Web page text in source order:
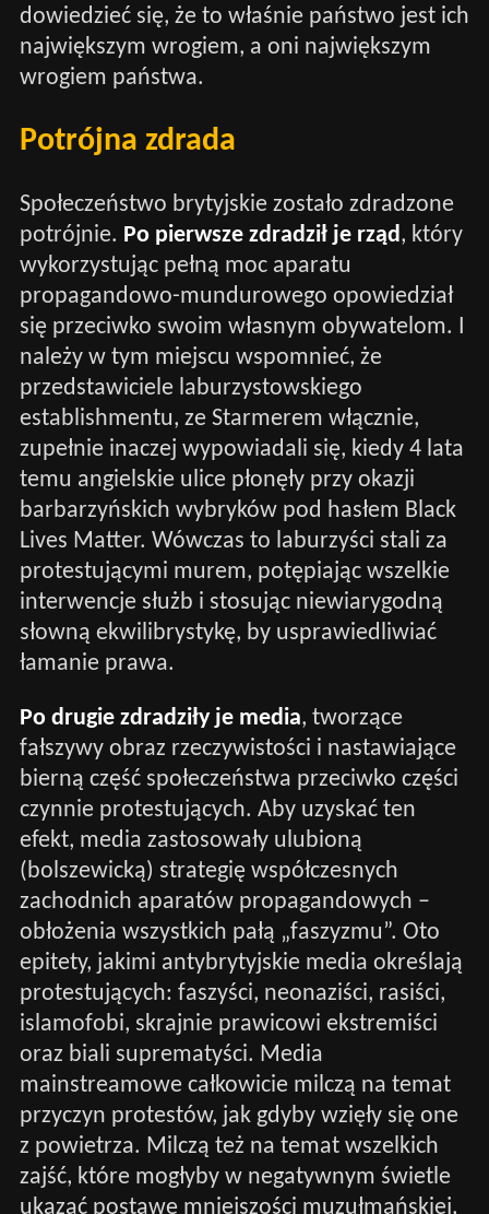
dowiedzieć się, że to właśnie państwo jest ich
największym wrogiem, a oni największym
wrogiem państwa.
Potrójna zdrada
Społeczeństwo brytyjskie zostało zdradzone
potrójnie. Po pierwsze zdradził je rząd, który
wykorzystując pełną moc aparatu
propagandowo-mundurowego opowiedział
się przeciwko swoim własnym obywatelom. I
należy w tym miejscu wspomnieć, że
przedstawiciele laburzystowskiego
establishmentu, ze Starmerem włącznie,
zupełnie inaczej wypowiadali się, kiedy 4 lata
temu angielskie ulice płonęły przy okazji
barbarzyńskich wybryków pod hasłem Black
Lives Matter. Wówczas to laburzyści stali za
protestującymi murem, potępiając wszelkie
interwencje służb i stosując niewiarygodną
słowną ekwilibrystykę, by usprawiedliwiać
łamanie prawa.
Po drugie zdradziły je media, tworzące
fałszywy obraz rzeczywistości i nastawiające
bierną część społeczeństwa przeciwko części
czynnie protestujących. Aby uzyskać ten
efekt, media zastosowały ulubioną
(bolszewicką) strategię współczesnych
zachodnich aparatów propagandowych –
obłożenia wszystkich pałą „faszyzmu”. Oto
epitety, jakimi antybrytyjskie media określają
protestujących: faszyści, neonaziści, rasiści,
islamofobi, skrajnie prawicowi ekstremiści
oraz biali suprematyści. Media
mainstreamowe całkowicie milczą na temat
przyczyn protestów, jak gdyby wzięły się one
z powietrza. Milczą też na temat wszelkich
zajść, które mogłyby w negatywnym świetle
ukazać postawę mniejszości muzułmańskiej,